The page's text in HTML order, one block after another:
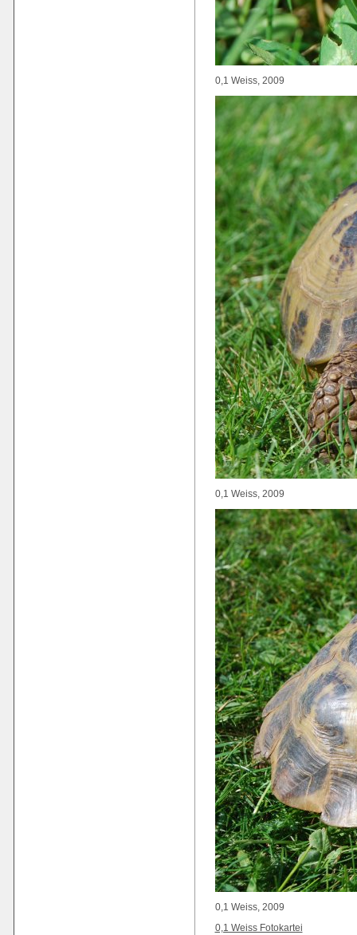
0,1 Weiss, 2009
0,1 Weiss, 2009
0,1 Weiss, 2009
0,1 Weiss Fotokartei